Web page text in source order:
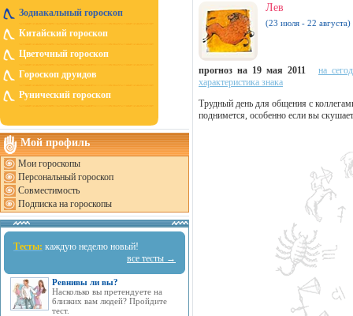
Зодиакальный гороскоп
Китайский гороскоп
Цветочный гороскоп
Гороскоп друидов
Рунический гороскоп
Мой профиль
Мои гороскопы
Персональный гороскоп
Совместимость
Подписка на гороскопы
Тесты: каждую неделю новый!
все тесты →
Ревнивы ли вы?
Насколько вы претендуете на
близких вам людей? Пройдите
тест.
Лев
(23 июля - 22 августа)
прогноз на 19 мая 2011
на
характеристика знака
Трудный день для общения с
поднимется, особенно если вы